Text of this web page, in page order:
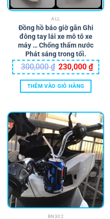
ALL
Đồng hồ báo giờ gắn Ghi
đông tay lái xe mô tô xe
máy … Chống thấm nước
Phát sáng trong tối.
300,000₫ Giá
gốc
là:
300,000 ₫.
230,000₫Giá
hiện
THÊM VÀO GIỎ HÀNG
BN302